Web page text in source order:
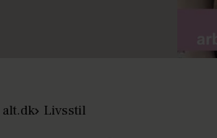
alt.dk Livsstil